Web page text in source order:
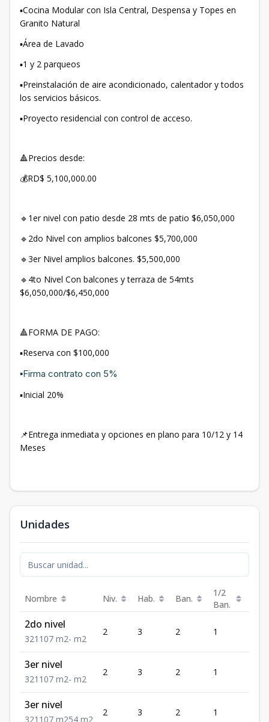
▪️Cocina Modular con Isla Central, Despensa y Topes en
Granito Natural
▪️Área de Lavado
▪️1 y 2 parqueos
▪️Preinstalación de aire acondicionado, calentador y todos
los servicios básicos.
▪️Proyecto residencial con control de acceso.
🔺Precios desde:
💰RD$ 5,100,000.00
🔹1er nivel con patio desde 28 mts de patio $6,050,000
🔹2do Nivel con amplios balcones $5,700,000
🔹3er Nivel amplios balcones. $5,500,000
🔹4to Nivel Con balcones y terraza de 54mts
$6,050,000/$6,450,000
🔺FORMA DE PAGO:
▪️Reserva con $100,000
▪️Firma contrato con 5%
▪️Inicial 20%
📌Entrega inmediata y opciones en plano para 10/12 y 14
Meses
Unidades
Nombre Niv. Hab. Ban.
1/2
Ban.
2do nivel
321 107 m2- m2
2 3 2 1
3er nivel
321 107 m2- m2
2 3 2 1
3er nivel
321 107 m254 m2
2 3 2 1